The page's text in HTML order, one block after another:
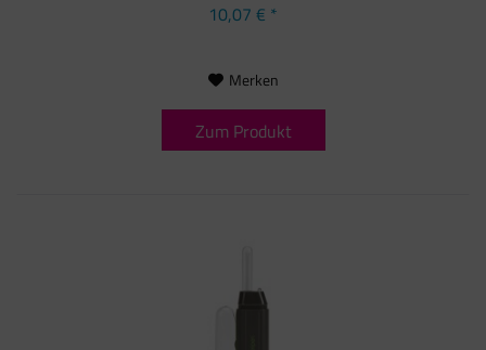
10,07 € *
Merken
Zum Produkt